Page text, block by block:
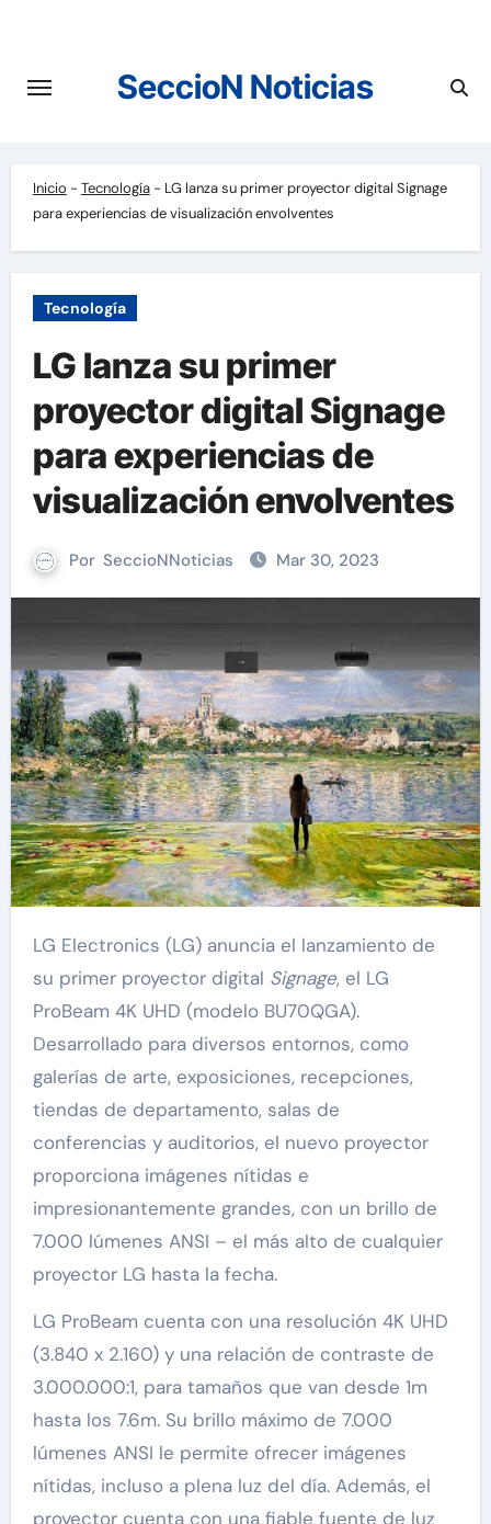
contenido
SeccioN Noticias
Inicio - Tecnología- LG lanza su primer proyector digital Signage
para experiencias de visualización envolventes
Tecnología
LG lanza su primer
proyector digital Signage
para experiencias de
visualización envolventes
Por SeccioNNoticias Mar 30, 2023
LG Electronics (LG) anuncia el lanzamiento de
su primer proyector digital Signage, el LG
ProBeam 4K UHD (modelo BU70QGA).
Desarrollado para diversos entornos, como
galerías de arte, exposiciones, recepciones,
tiendas de departamento, salas de
conferencias y auditorios, el nuevo proyector
proporciona imágenes nítidas e
impresionantemente grandes, con un brillo de
7.000 lúmenes ANSI – el más alto de cualquier
proyector LG hasta la fecha.
LG ProBeam cuenta con una resolución 4K UHD
(3.840 x 2.160) y una relación de contraste de
3.000.000:1, para tamaños que van desde 1m
hasta los 7.6m. Su brillo máximo de 7.000
lúmenes ANSI le permite ofrecer imágenes
nítidas, incluso a plena luz del día. Además, el
proyector cuenta con una fiable fuente de luz